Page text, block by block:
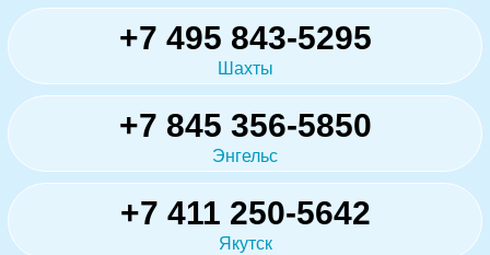
+7 495 843-5295
Шахты
+7 845 356-5850
Энгельс
+7 411 250-5642
Якутск